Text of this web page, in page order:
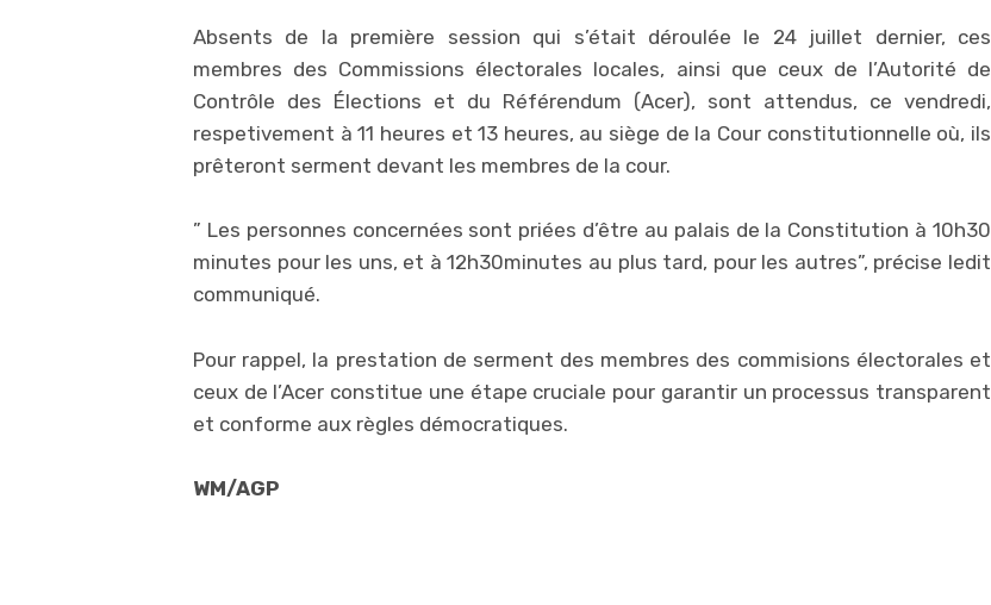
Absents de la première session qui s’était déroulée le 24 juillet dernier, ces
membres des Commissions électorales locales, ainsi que ceux de l’Autorité de
Contrôle des Élections et du Référendum (Acer), sont attendus, ce vendredi,
respetivement à 11 heures et 13 heures, au siège de la Cour constitutionnelle où, ils
prêteront serment devant les membres de la cour.
” Les personnes concernées sont priées d’être au palais de la Constitution à 10h30
minutes pour les uns, et à 12h30minutes au plus tard, pour les autres”, précise ledit
communiqué.
Pour rappel, la prestation de serment des membres des commisions électorales et
ceux de l’Acer constitue une étape cruciale pour garantir un processus transparent
et conforme aux règles démocratiques.
WM/AGP